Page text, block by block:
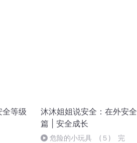
全等级
沐沐姐姐说安全：在外安全
篇 | 安全成长
危险的小玩具 (５) 完